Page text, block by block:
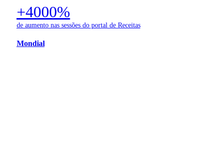
+4000%
de aumento nas sessões do portal de Receitas
Mondial